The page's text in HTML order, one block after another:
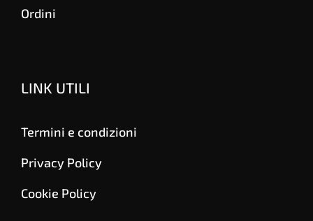
Ordini
LINK UTILI
Termini e condizioni
Privacy Policy
Cookie Policy